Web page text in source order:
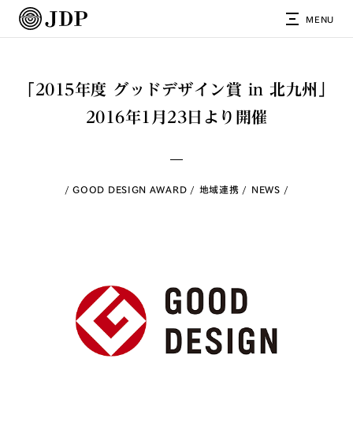
MENU
「2015年度 グッドデザイン賞 in 北九州」
2016年1月23日より開催
GOOD DESIGN AWARD 地域連携 NEWS